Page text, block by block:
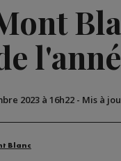
2023 à 16h22- Mis à
Blanc